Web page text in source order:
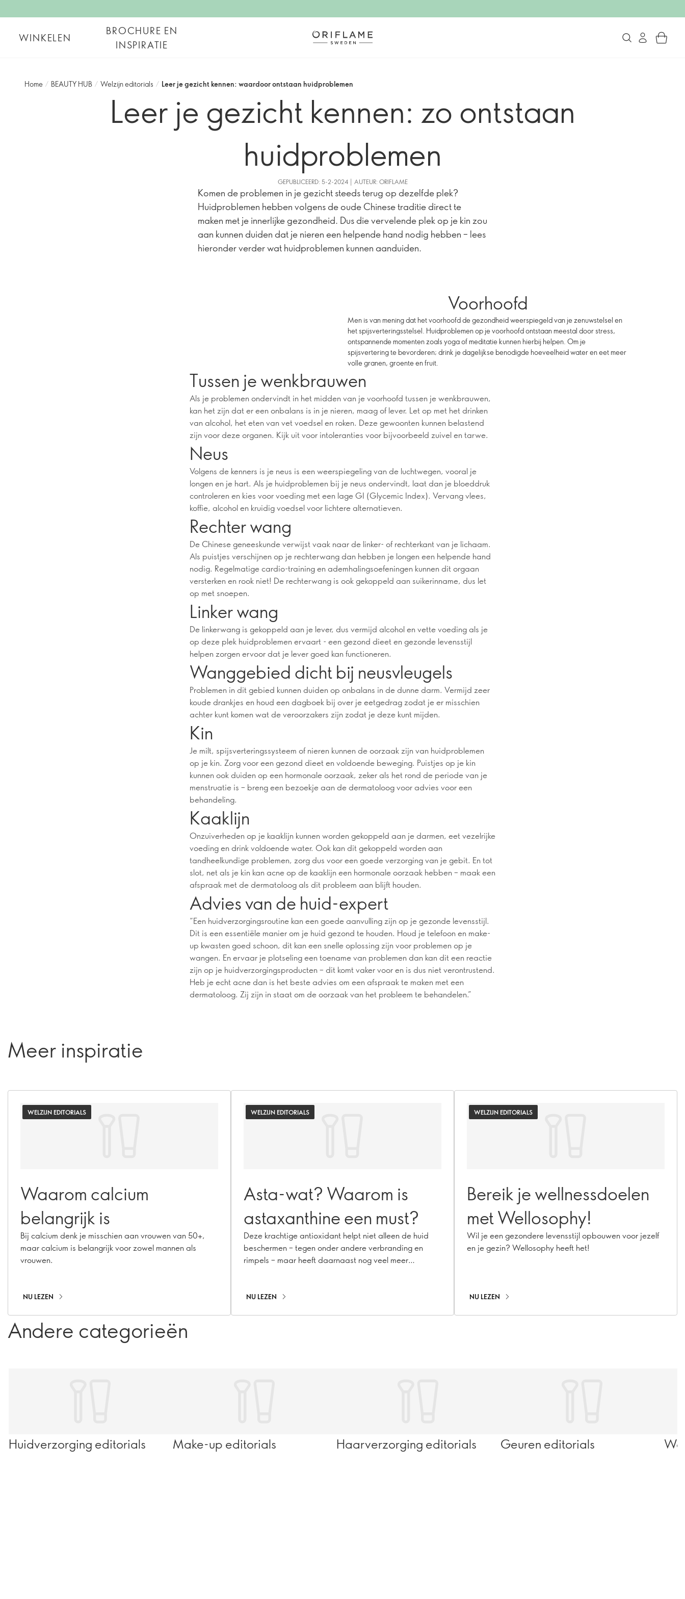
WINKELEN
BROCHURE EN
INSPIRATIE
Home / BEAUTY HUB / Welzijn editorials / Leer je gezicht kennen: waardoor ontstaan huidproblemen
Leer je gezicht kennen: zo ontstaan
huidproblemen
GEPUBLICEERD: 5-2-2024 | AUTEUR: ORIFLAME
Komen de problemen in je gezicht steeds terug op dezelfde plek?
Huidproblemen hebben volgens de oude Chinese traditie direct te
maken met je innerlijke gezondheid. Dus die vervelende plek op je kin zou
aan kunnen duiden dat je nieren een helpende hand nodig hebben – lees
hieronder verder wat huidproblemen kunnen aanduiden.
Voorhoofd
Men is van mening dat het voorhoofd de gezondheid weerspiegeld van je zenuwstelsel en
het spijsverteringsstelsel. Huidproblemen op je voorhoofd ontstaan meestal door stress,
ontspannende momenten zoals yoga of meditatie kunnen hierbij helpen. Om je
spijsvertering te bevorderen; drink je dagelijkse benodigde hoeveelheid water en eet meer
volle granen, groente en fruit.
Tussen je wenkbrauwen
Als je problemen ondervindt in het midden van je voorhoofd tussen je wenkbrauwen,
kan het zijn dat er een onbalans is in je nieren, maag of lever. Let op met het drinken
van alcohol, het eten van vet voedsel en roken. Deze gewoonten kunnen belastend
zijn voor deze organen. Kijk uit voor intoleranties voor bijvoorbeeld zuivel en tarwe.
Neus
Volgens de kenners is je neus is een weerspiegeling van de luchtwegen, vooral je
longen en je hart. Als je huidproblemen bij je neus ondervindt, laat dan je bloeddruk
controleren en kies voor voeding met een lage GI (Glycemic Index). Vervang vlees,
koffie, alcohol en kruidig voedsel voor lichtere alternatieven.
Rechter wang
De Chinese geneeskunde verwijst vaak naar de linker- of rechterkant van je lichaam.
Als puistjes verschijnen op je rechterwang dan hebben je longen een helpende hand
nodig. Regelmatige cardio-training en ademhalingsoefeningen kunnen dit orgaan
versterken en rook niet! De rechterwang is ook gekoppeld aan suikerinname, dus let
op met snoepen.
Linker wang
De linkerwang is gekoppeld aan je lever, dus vermijd alcohol en vette voeding als je
op deze plek huidproblemen ervaart - een gezond dieet en gezonde levensstijl
helpen zorgen ervoor dat je lever goed kan functioneren.
Wanggebied dicht bij neusvleugels
Problemen in dit gebied kunnen duiden op onbalans in de dunne darm. Vermijd zeer
koude drankjes en houd een dagboek bij over je eetgedrag zodat je er misschien
achter kunt komen wat de veroorzakers zijn zodat je deze kunt mijden.
Kin
Je milt, spijsverteringssysteem of nieren kunnen de oorzaak zijn van huidproblemen
op je kin. Zorg voor een gezond dieet en voldoende beweging. Puistjes op je kin
kunnen ook duiden op een hormonale oorzaak, zeker als het rond de periode van je
menstruatie is – breng een bezoekje aan de dermatoloog voor advies voor een
behandeling.
Kaaklijn
Onzuiverheden op je kaaklijn kunnen worden gekoppeld aan je darmen, eet vezelrijke
voeding en drink voldoende water. Ook kan dit gekoppeld worden aan
tandheelkundige problemen, zorg dus voor een goede verzorging van je gebit. En tot
slot, net als je kin kan acne op de kaaklijn een hormonale oorzaak hebben – maak een
afspraak met de dermatoloog als dit probleem aan blijft houden.
Advies van de huid-expert
“Een huidverzorgingsroutine kan een goede aanvulling zijn op je gezonde levensstijl.
Dit is een essentiële manier om je huid gezond te houden. Houd je telefoon en make-
up kwasten goed schoon, dit kan een snelle oplossing zijn voor problemen op je
wangen. En ervaar je plotseling een toename van problemen dan kan dit een reactie
zijn op je huidverzorgingsproducten – dit komt vaker voor en is dus niet verontrustend.
Heb je echt acne dan is het beste advies om een afspraak te maken met een
dermatoloog. Zij zijn in staat om de oorzaak van het probleem te behandelen.”
Meer inspiratie
WELZIJN EDITORIALS
Waarom calcium
belangrijk is
Bij calcium denk je misschien aan vrouwen van 50+,
maar calcium is belangrijk voor zowel mannen als
vrouwen.
NU LEZEN
WELZIJN EDITORIALS
Asta-wat? Waarom is
astaxanthine een must?
Deze krachtige antioxidant helpt niet alleen de huid
beschermen – tegen onder andere verbranding en
rimpels – maar heeft daarnaast nog veel meer
NU LEZEN
WELZIJN EDITORIALS
Bereik je wellnessdoelen
met Wellosophy!
Wil je een gezondere levensstijl opbouwen voor jezelf
en je gezin? Wellosophy heeft het!
NU LEZEN
Andere categorieën
Huidverzorging editorials Make-up editorials Haarverzorging editorials Geuren editorials